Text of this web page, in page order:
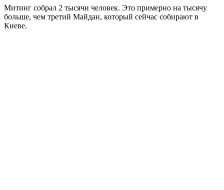
Митинг собрал 2 тысячи человек. Это примерно на тысячу
больше, чем третий Майдан, который сейчас собирают в
Киеве.